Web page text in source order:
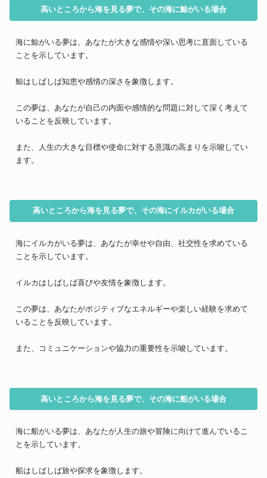
高いところから海を見る夢で、その海に鯨がいる場合
海に鯨がいる夢は、あなたが大きな感情や深い思考に直面している
ことを示しています。
鯨はしばしば知恵や感情の深さを象徴します。
この夢は、あなたが自己の内面や感情的な問題に対して深く考えて
いることを反映しています。
また、人生の大きな目標や使命に対する意識の高まりを示唆してい
ます。
高いところから海を見る夢で、その海にイルカがいる場合
海にイルカがいる夢は、あなたが幸せや自由、社交性を求めている
ことを示しています。
イルカはしばしば喜びや友情を象徴します。
この夢は、あなたがポジティブなエネルギーや楽しい経験を求めて
いることを反映しています。
また、コミュニケーションや協力の重要性を示唆しています。
高いところから海を見る夢で、その海に船がいる場合
海に船がいる夢は、あなたが人生の旅や冒険に向けて進んでいるこ
とを示しています。
船はしばしば旅や探求を象徴します。